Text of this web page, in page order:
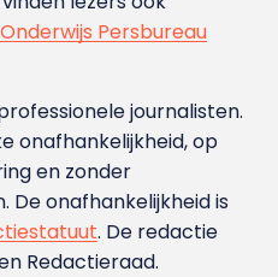
Persbureau
journalisten.
onafhankelijkheid, op
en zonder
De onafhankelijkheid is
. De redactie
Redactieraad.